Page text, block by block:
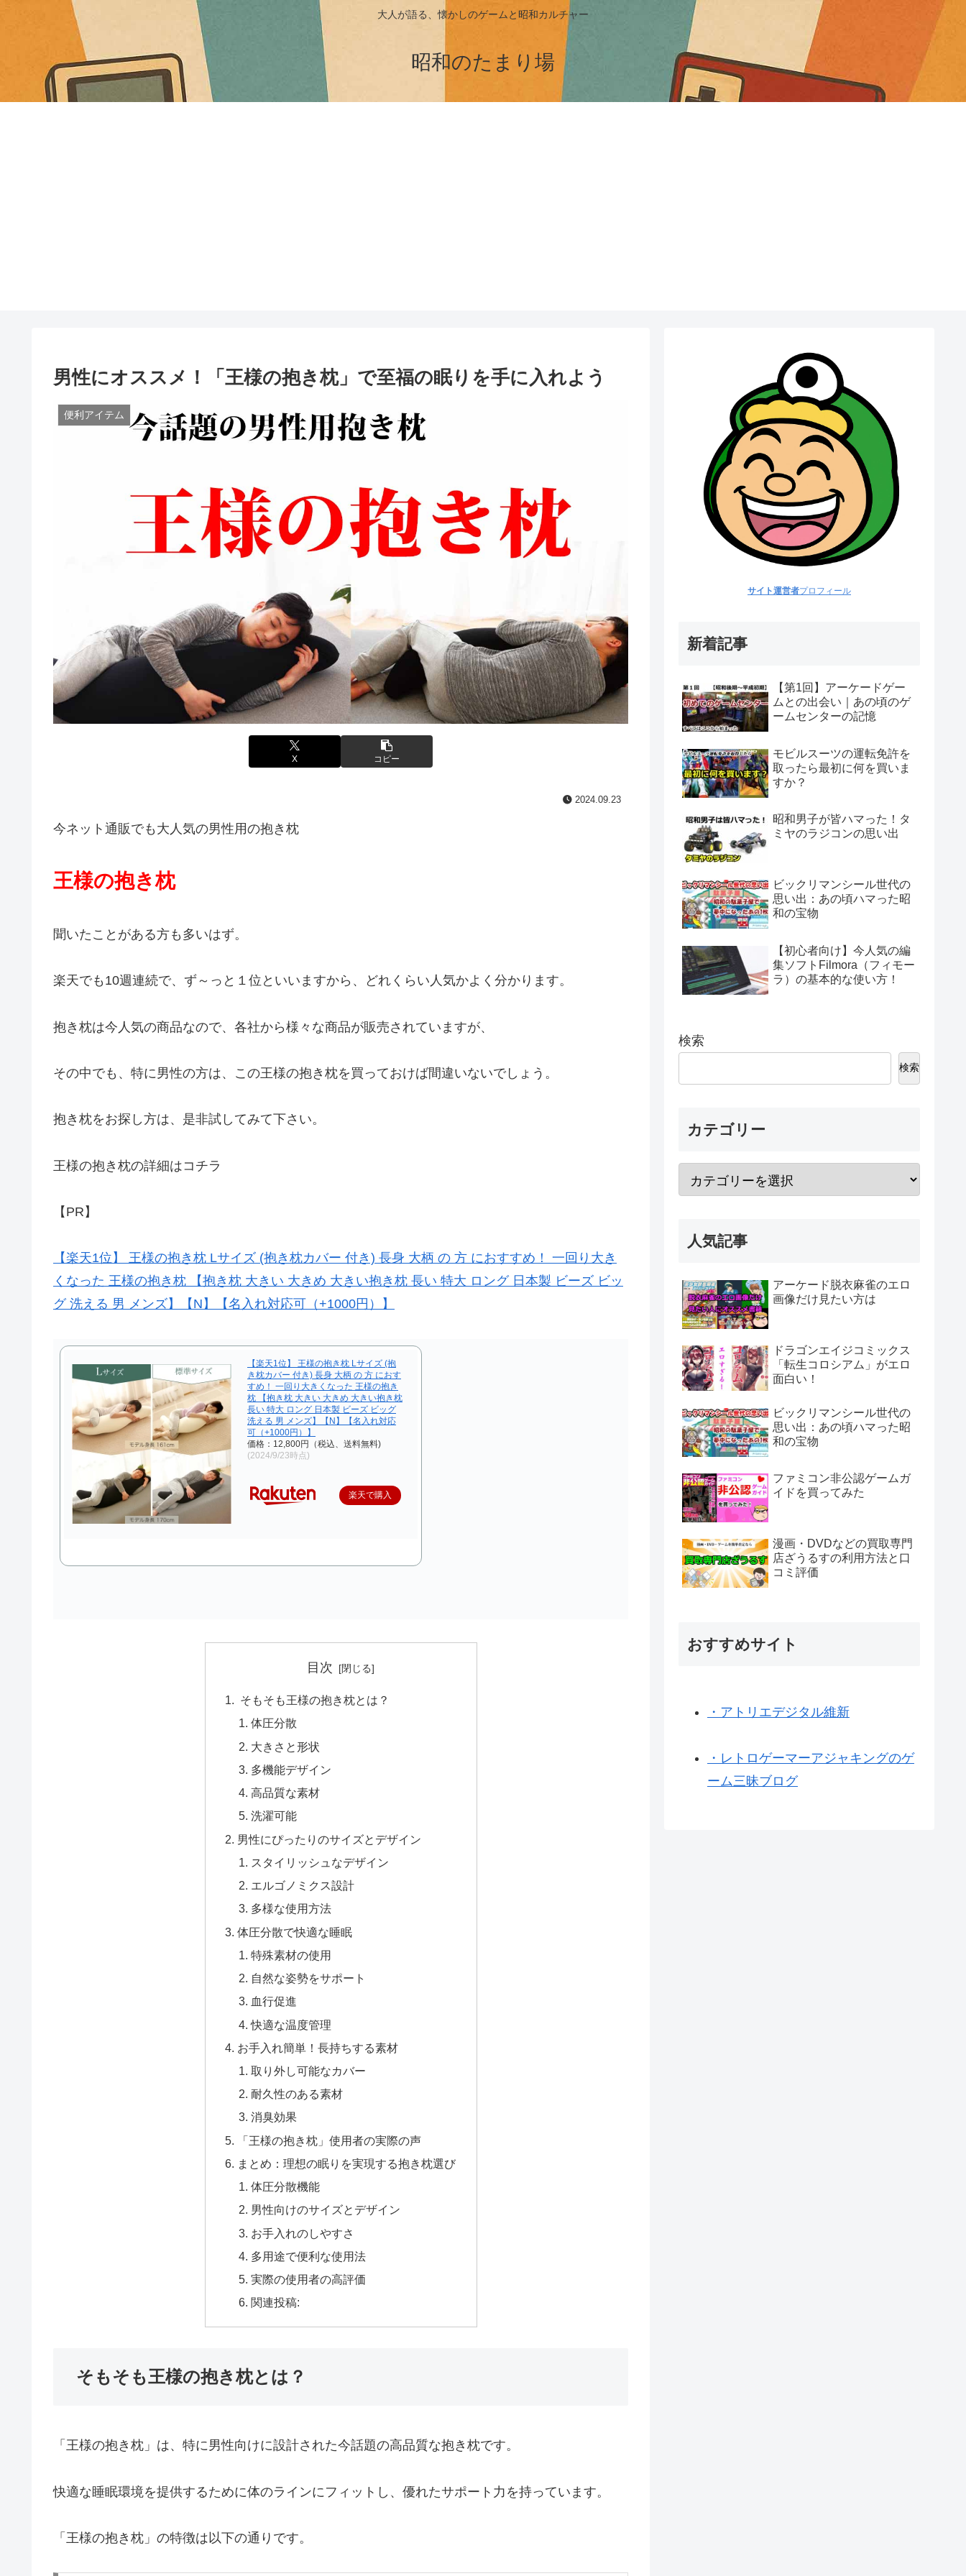
大人が語る、懐かしのゲームと昭和カルチャー
昭和のたまり場
男性にオススメ！「王様の抱き枕」で至福の眠りを手に入れよう
便利アイテム
X コピー
2024.09.23
今ネット通販でも大人気の男性用の抱き枕
王様の抱き枕
聞いたことがある方も多いはず。
楽天でも10週連続で、ず～っと１位といいますから、どれくらい人気かよく分かります。
抱き枕は今人気の商品なので、各社から様々な商品が販売されていますが、
その中でも、特に男性の方は、この王様の抱き枕を買っておけば間違いないでしょう。
抱き枕をお探し方は、是非試してみて下さい。
王様の抱き枕の詳細はコチラ
【PR】
【楽天1位】 王様の抱き枕 Lサイズ (抱き枕カバー 付き) 長身 大柄 の 方 におすすめ！ 一回り大き
くなった 王様の抱き枕 【抱き枕 大きい 大きめ 大きい抱き枕 長い 特大 ロング 日本製 ビーズ ビッ
グ 洗える 男 メンズ】【N】【名入れ対応可（+1000円）】
【楽天1位】 王様の抱き枕 Lサイズ (抱
き枕カバー 付き) 長身 大柄 の 方 におす
すめ！ 一回り大きくなった 王様の抱き
枕 【抱き枕 大きい 大きめ 大きい抱き枕
長い 特大 ロング 日本製 ビーズ ビッグ
洗える 男 メンズ】【N】【名入れ対応
可（+1000円）】
価格：12,800円（税込、送料無料)
(2024/9/23時点)
楽天で購入
目次
そもそも王様の抱き枕とは？
体圧分散
大きさと形状
多機能デザイン
高品質な素材
洗濯可能
男性にぴったりのサイズとデザイン
スタイリッシュなデザイン
エルゴノミクス設計
多様な使用方法
体圧分散で快適な睡眠
特殊素材の使用
自然な姿勢をサポート
血行促進
快適な温度管理
お手入れ簡単！長持ちする素材
取り外し可能なカバー
耐久性のある素材
消臭効果
「王様の抱き枕」使用者の実際の声
まとめ：理想の眠りを実現する抱き枕選び
体圧分散機能
男性向けのサイズとデザイン
お手入れのしやすさ
多用途で便利な使用法
実際の使用者の高評価
関連投稿:
そもそも王様の抱き枕とは？
「王様の抱き枕」は、特に男性向けに設計された今話題の高品質な抱き枕です。
快適な睡眠環境を提供するために体のラインにフィットし、優れたサポート力を持っています。
「王様の抱き枕」の特徴は以下の通りです。
サイト運営者プロフィール
新着記事
【第1回】アーケードゲー
ムとの出会い｜あの頃のゲ
ームセンターの記憶
モビルスーツの運転免許を
取ったら最初に何を買いま
すか？
昭和男子が皆ハマった！タ
ミヤのラジコンの思い出
ビックリマンシール世代の
思い出：あの頃ハマった昭
和の宝物
【初心者向け】今人気の編
集ソフトFilmora（フィモー
ラ）の基本的な使い方！
検索
検索
カテゴリー
人気記事
アーケード脱衣麻雀のエロ
画像だけ見たい方は
ドラゴンエイジコミックス
「転生コロシアム」がエロ
面白い！
ビックリマンシール世代の
思い出：あの頃ハマった昭
和の宝物
ファミコン非公認ゲームガ
イドを買ってみた
漫画・DVDなどの買取専門
店ざうるすの利用方法と口
コミ評価
おすすめサイト
・アトリエデジタル維新
・レトロゲーマーアジャキングのゲ
ーム三昧ブログ